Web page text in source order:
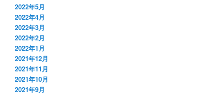
2022年5月
2022年4月
2022年3月
2022年2月
2022年1月
2021年12月
2021年11月
2021年10月
2021年9月